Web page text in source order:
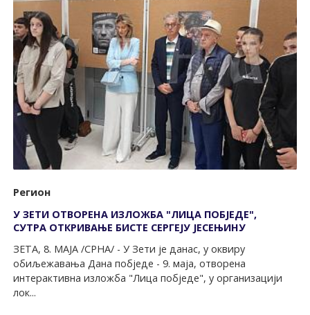
Регион
У ЗЕТИ ОТВОРЕНА ИЗЛОЖБА "ЛИЦА ПОБЈЕДЕ",
СУТРА ОТКРИВАЊЕ БИСТЕ СЕРГЕЈУ ЈЕСЕЊИНУ
ЗЕТА, 8. МАЈА /СРНА/ - У Зети је данас, у оквиру
обиљежавања Дана побједе - 9. маја, отворена
интерактивна изложба "Лица побједе", у организацији
лок...